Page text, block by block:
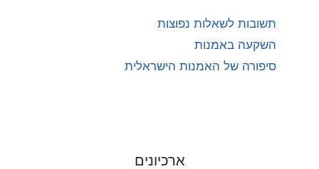
תשובות לשאלות נפוצות
השקעה באמנות
סיפורה של האמנות הישראלית
ארכיונים